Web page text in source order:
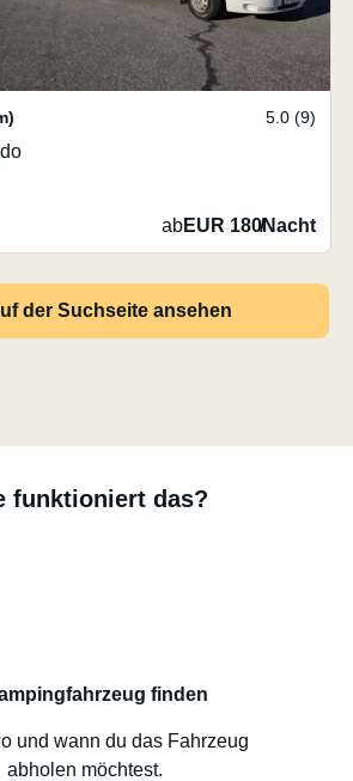
5.0 (9)
abEUR 180/Nacht
der Suchseite ansehen
funktioniert das?
finden
und wann du das Fahrzeug
abholen möchtest.